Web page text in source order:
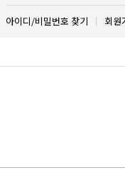
아이디/비밀번호 찾기 회원